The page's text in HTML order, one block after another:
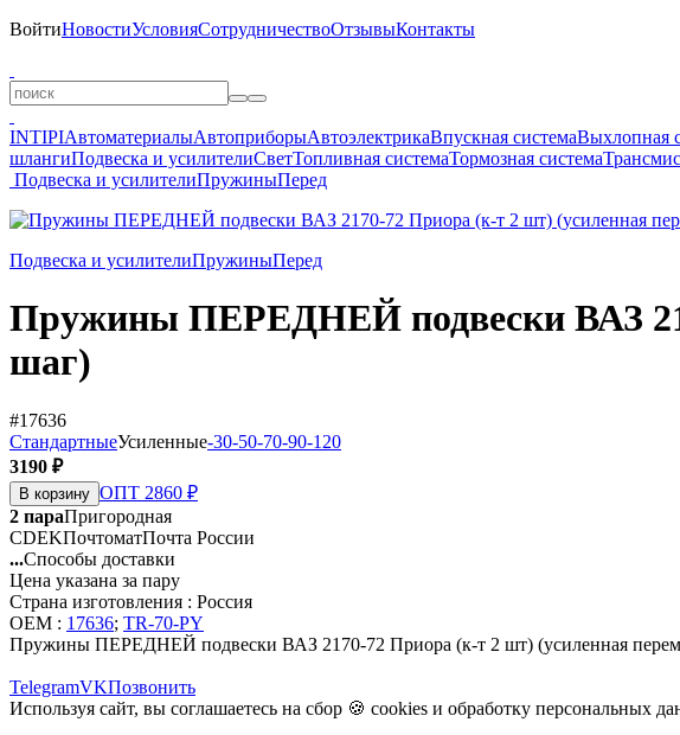
ВойтиНовостиУсловияСотрудничествоОтзывыКонтакты
INTIPIАвтоматериалыАвтоприборыАвтоэлектрикаВпускная системаВыхлопная
шлангиПодвеска и усилителиСветТопливная системаТормозная система
Подвеска и усилителиПружиныПеред
Подвеска и усилителиПружиныПеред
Пружины ПЕРЕДНЕЙ подвески ВАЗ
шаг)
#17636
СтандартныеУсиленные-30-50-70-90-120
3190 ₽
В корзину ОПТ 2860 ₽
2 параПригородная
CDEKПочтоматПочта России
...Способы доставки
Цена указана за пару
Страна изготовления : Россия
OEM : 17636; TR-70-PY
Пружины ПЕРЕДНЕЙ подвески ВАЗ 2170-72 Приора (к-т 2 шт) (усиленная
TelegramVKПозвонить
Используя сайт, вы соглашаетесь на сбор 🍪 cookies и обработку персональных